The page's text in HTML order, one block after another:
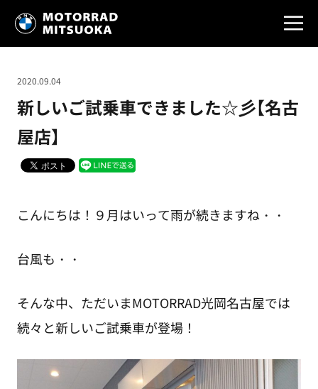
新しいご試乗車できました☆彡【名古
屋店】
2020.09.04
こんにちは！９月はいって雨が続きますね・・
台風も・・
そんな中、ただいまMOTORRAD光岡名古屋では
続々と新しいご試乗車が登場！